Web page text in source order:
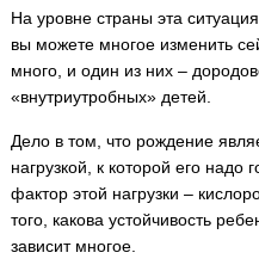
На уровне страны эта
вы можете многое изменить
много, и один из них –
«внутриутробных» детей.
Дело в том, что рождение
нагрузкой, к которой его
фактор этой нагрузки –
того, какова устойчивость
зависит многое.